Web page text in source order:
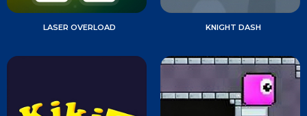
LASER OVERLOAD KNIGHT DASH